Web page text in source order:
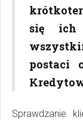
się ich
postaci
Sprawdzanie